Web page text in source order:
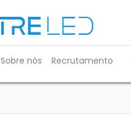
Sobre nós Recrutamento